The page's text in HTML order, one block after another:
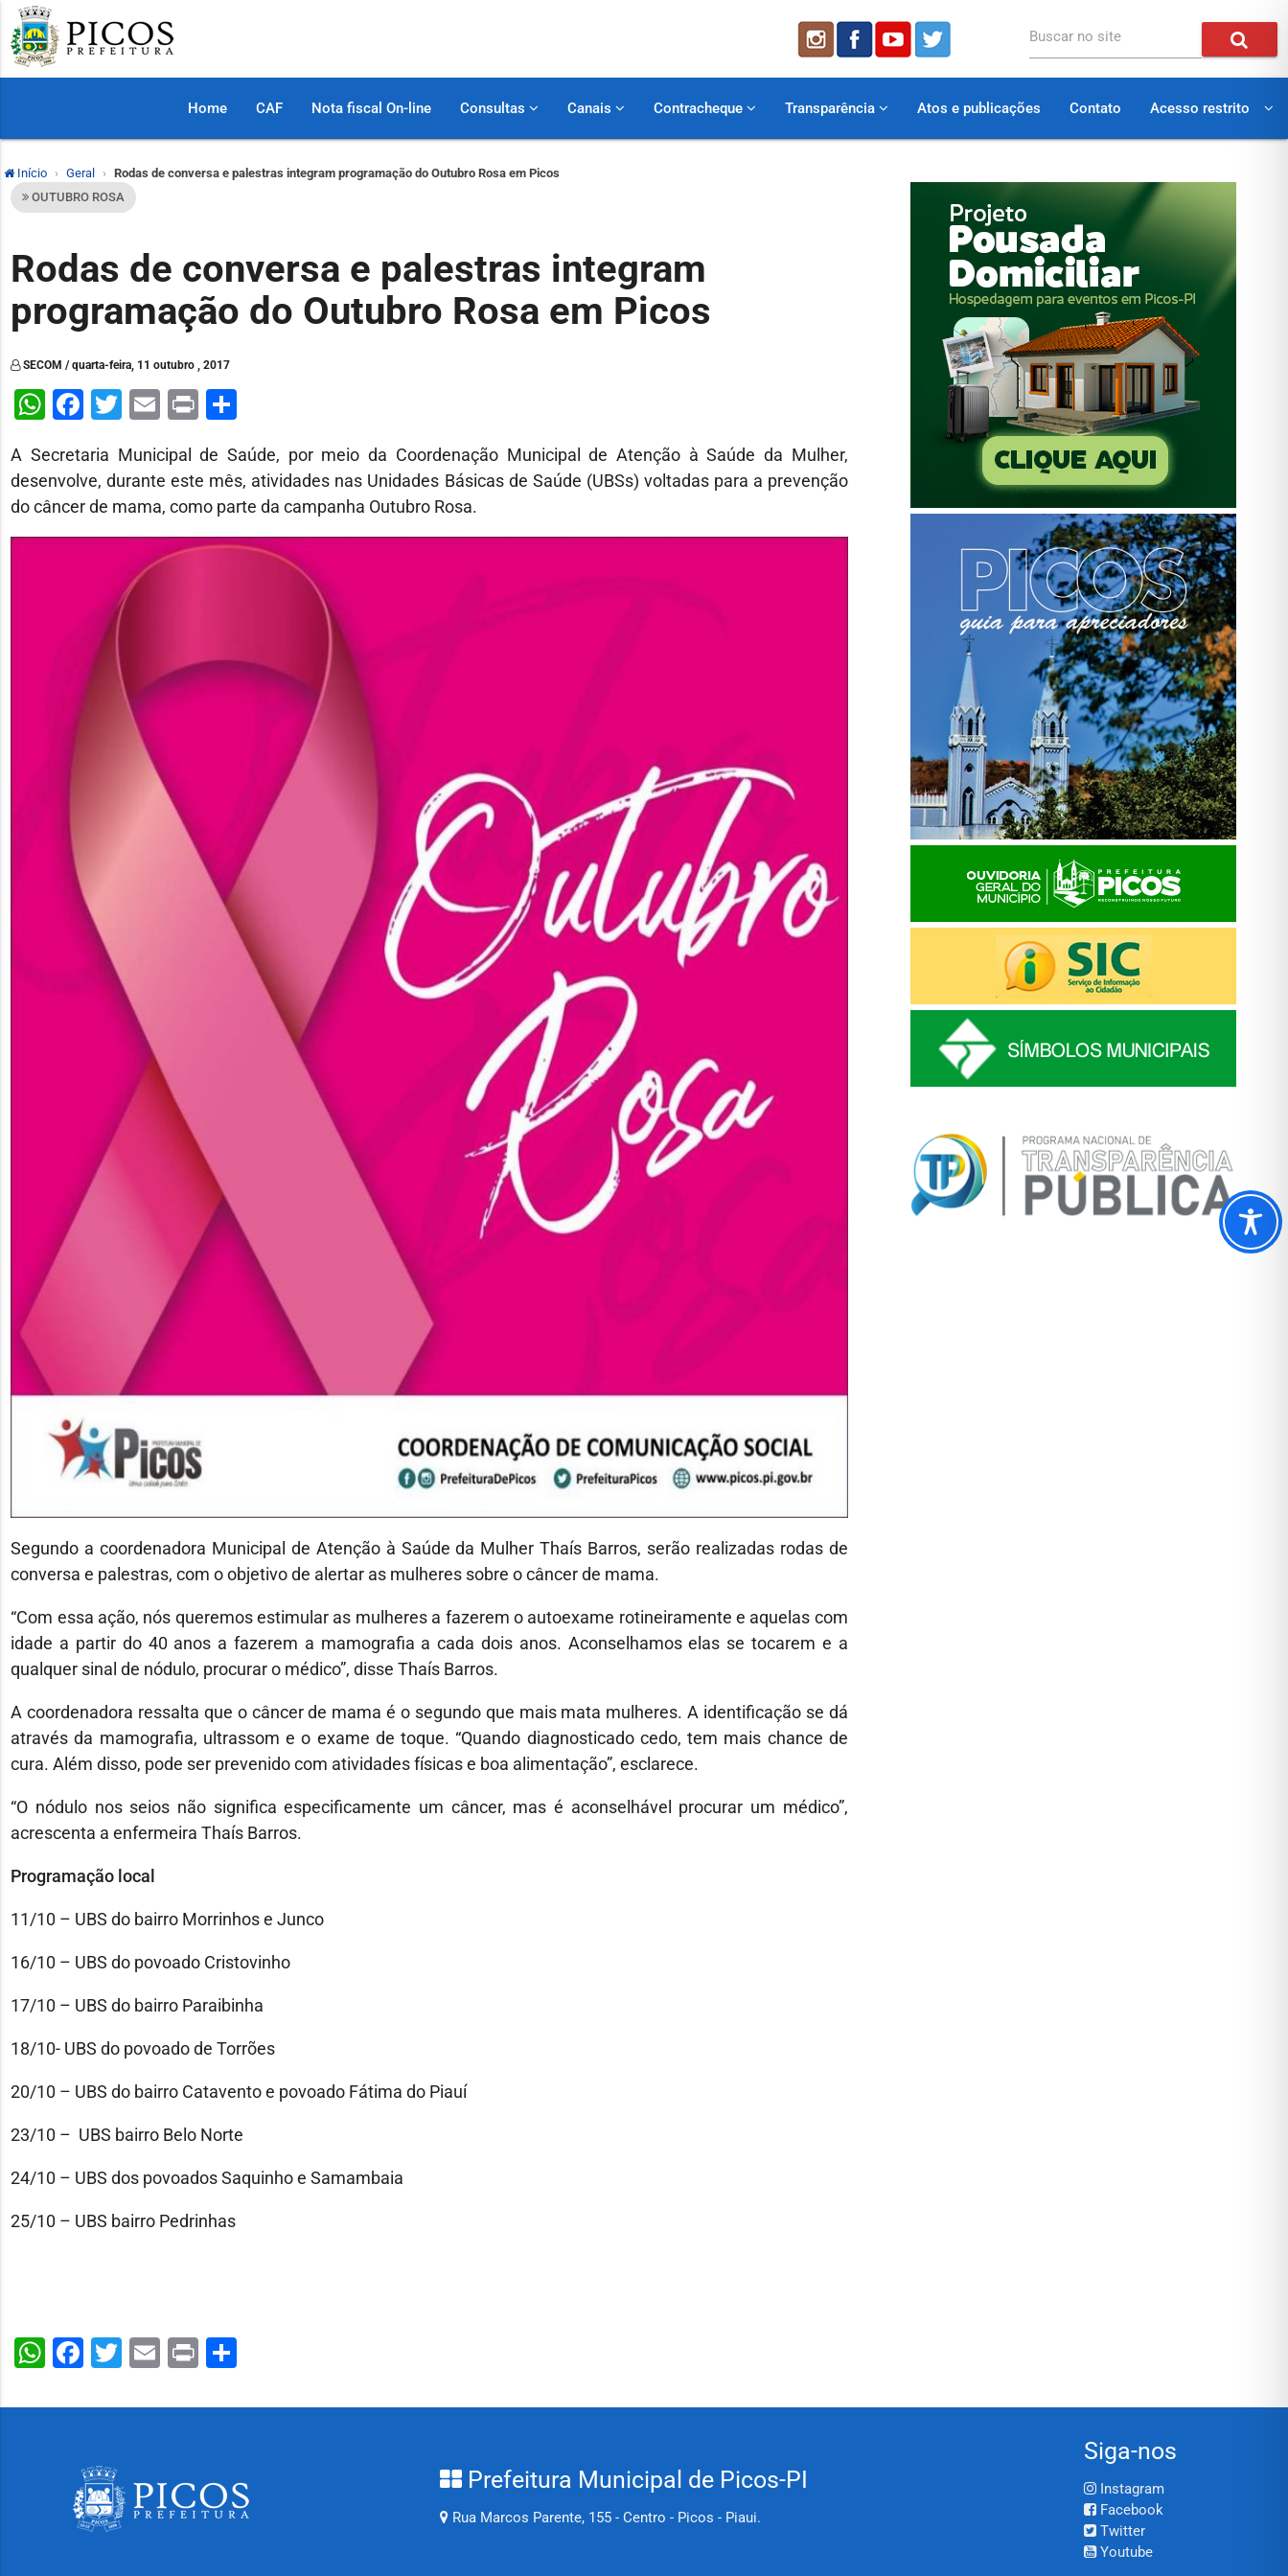
Buscar no site
Home CAF Nota fiscal On-line Consultas Canais Contracheque Transparência Atos e publicações Contato Acesso restrito
Início Geral
Rodas de conversa e palestras integram programação do Outubro Rosa em Picos
OUTUBRO ROSA
Rodas de conversa e palestras integram
programação do Outubro Rosa em Picos
SECOM / quarta-feira, 11 outubro , 2017
WhatsApp
Facebook
Twitter
Email
Print
A Secretaria Municipal de Saúde, por meio da Coordenação Municipal de Atenção à Saúde da Mulher,
desenvolve, durante este mês, atividades nas Unidades Básicas de Saúde (UBSs) voltadas para a prevenção
do câncer de mama, como parte da campanha Outubro Rosa.
Segundo a coordenadora Municipal de Atenção à Saúde da Mulher Thaís Barros, serão realizadas rodas de
conversa e palestras, com o objetivo de alertar as mulheres sobre o câncer de mama.
“Com essa ação, nós queremos estimular as mulheres a fazerem o autoexame rotineiramente e aquelas com
idade a partir do 40 anos a fazerem a mamografia a cada dois anos. Aconselhamos elas se tocarem e a
qualquer sinal de nódulo, procurar o médico”, disse Thaís Barros.
A coordenadora ressalta que o câncer de mama é o segundo que mais mata mulheres. A identificação se dá
através da mamografia, ultrassom e o exame de toque. “Quando diagnosticado cedo, tem mais chance de
cura. Além disso, pode ser prevenido com atividades físicas e boa alimentação”, esclarece.
“O nódulo nos seios não significa especificamente um câncer, mas é aconselhável procurar um médico”,
acrescenta a enfermeira Thaís Barros.
Programação local
11/10 – UBS do bairro Morrinhos e Junco
16/10 – UBS do povoado Cristovinho
17/10 – UBS do bairro Paraibinha
18/10- UBS do povoado de Torrões
20/10 – UBS do bairro Catavento e povoado Fátima do Piauí
23/10 – UBS bairro Belo Norte
24/10 – UBS dos povoados Saquinho e Samambaia
25/10 – UBS bairro Pedrinhas
WhatsApp
Facebook
Twitter
Email
Print
Prefeitura Municipal de Picos-PI
Rua Marcos Parente, 155 - Centro - Picos - Piaui.
Siga-nos
Instagram
Facebook
Twitter
Youtube